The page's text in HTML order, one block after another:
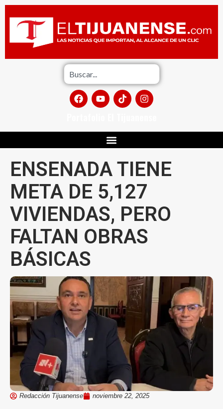
ENSENADA TIENE
META DE 5,127
VIVIENDAS, PERO
FALTAN OBRAS
BÁSICAS
Redacción Tijuanense noviembre 22, 2025